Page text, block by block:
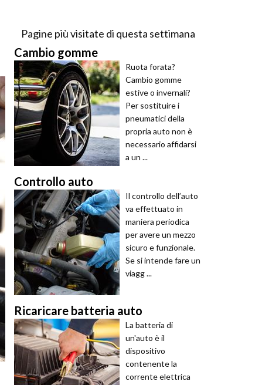
Pagine più visitate di questa settimana
Cambio gomme
Ruota forata?
Cambio gomme
estive o invernali?
Per sostituire i
pneumatici della
propria auto non è
necessario affidarsi
a un ...
Controllo auto
Il controllo dell’auto
va effettuato in
maniera periodica
per avere un mezzo
sicuro e funzionale.
Se si intende fare un
viagg ...
Ricaricare batteria auto
La batteria di
un'auto è il
dispositivo
contenente la
corrente elettrica